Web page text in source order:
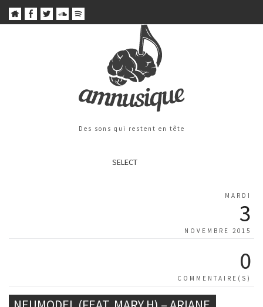
Des sons qui restent en tête
SELECT
MARDI
3
NOVEMBRE 2015
0
COMMENTAIRE(S)